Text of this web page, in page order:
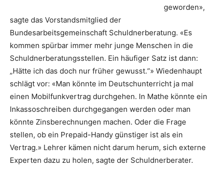
geworden»,
sagte das Vorstandsmitglied der
Bundesarbeitsgemeinschaft Schuldnerberatung. «Es
kommen spürbar immer mehr junge Menschen in die
Schuldnerberatungsstellen. Ein häufiger Satz ist dann:
„Hätte ich das doch nur früher gewusst.“» Wiedenhaupt
schlägt vor: «Man könnte im Deutschunterricht ja mal
einen Mobilfunkvertrag durchgehen. In Mathe könnte ein
Inkassoschreiben durchgegangen werden oder man
könnte Zinsberechnungen machen. Oder die Frage
stellen, ob ein Prepaid-Handy günstiger ist als ein
Vertrag.» Lehrer kämen nicht darum herum, sich externe
Experten dazu zu holen, sagte der Schuldnerberater.